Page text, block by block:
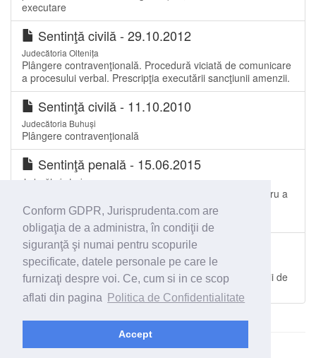
Conform GDPR, Jurisprudenta.com are
obligaţia de a administra, în condiţii de
siguranţă şi numai pentru scopurile
specificate, datele personale pe care le
furnizaţi despre voi. Ce, cum si in ce scop
aflati din pagina
Politica de Confidentialitate
Accept
executare
Sentinţă civilă - 29.10.2012
Judecătoria Oltenița
Plângere contravenţională. Procedură viciată de comunicare
a procesului verbal. Prescripţia executării sancţiunii amenzii.
Sentinţă civilă - 11.10.2010
Judecătoria Buhuși
Plângere contravenţională
Sentinţă penală - 15.06.2015
Judecătoria Iași
Acord de recunoaşterea vinovăţiei. Lipsa acordului pentru a
presta o muncă neremunerată în folosul comunităţii.
Pedeapsă nejustificat de blândă
Decizie - 25.02.2021
Curtea de Apel București
Conducere cu permisul suspendat. Neîndeplinire condiţii de
tipicitate. Achitare.